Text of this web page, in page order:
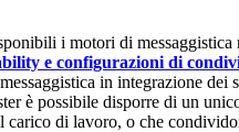
i motori di
e configurazioni di
in integrazione
è possibile disporre di un
carico di lavoro, o che